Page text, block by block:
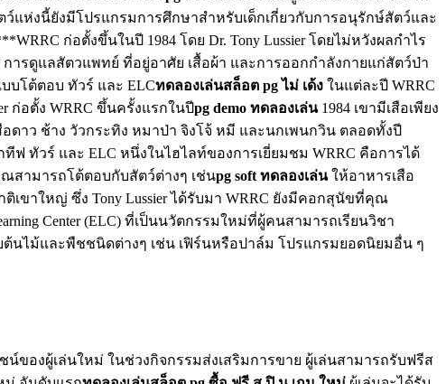
ห่งนี้ยังมีโปรแกรมการศึกษาสำหรับเด็กเกี่ยวกับการอนุรักษ์สัตว์และ
ก่อตั้งขึ้นในปี 1984 โดย Dr. Tony Lussier โดยไม่หวังผลกำไร
รดูแลสัตวแพทย์ ที่อยู่อาศัย เสื้อผ้า และการออกกำลังกายแก่สัตว์ป่า
บโต้ตอบ ทัวร์ และ ELCทดลองเล่นสล็อต pg ไม่ เด้ง ในแต่ละปี WRRC
ก่อตั้ง WRRC ขึ้นครั้งแรกในปีpg demo ทดลองเล่น1984 เขามีเสือเพียง
ดาว ช้าง วัวกระทิง หมาป่า จิงโจ้ หมี และนกเพนกวิน ตลอดทั้งปี
ทัวร์ และ ELC หนึ่งในไฮไลท์ของการเยี่ยมชม WRRC คือการได้
สามารถโต้ตอบกับสัตว์ต่างๆ เช่นpg soft ทดลองเล่นให้อาหารเสือ
ขาใหญ่ ซึ่ง Tony Lussier ได้รับมา WRRC ยังมีคอกสุนัขที่คุณ
Center (ELC) ที่เป็นนวัตกรรมใหม่ที่ผู้คนสามารถเรียนวิชา
นไม้และพืชชนิดต่างๆ เช่น เฟิร์นหรือปาล์ม โปรแกรมยอดนิยมอื่น ๆ
น์ของผู้เล่นใหม่ ในช่วงกิจกรรมส่งเสริมการขาย ผู้เล่นสามารถรับฟรีส